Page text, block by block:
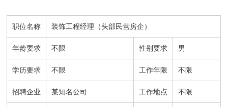
职位名称 装饰工程经理（头部民营房企）
年龄要求 不限 性别要求 男
学历要求 不限 工作年限 不限
招聘企业 某知名公司 工作地点 不限